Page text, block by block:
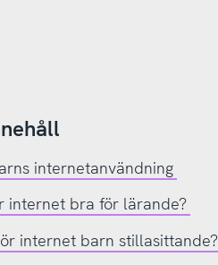
internetanvändning
internet bra för lärande?
internet barn stillasittande?